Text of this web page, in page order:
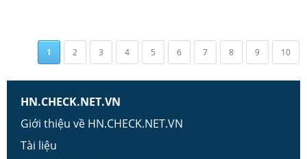
1 2 3 4 5 6 7 8 9 10
HN.CHECK.NET.VN
Giới thiệu về HN.CHECK.NET.VN
Tài liệu